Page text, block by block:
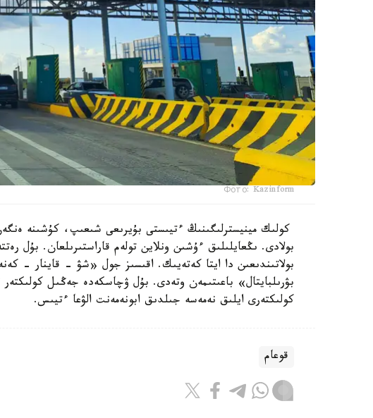
Фото: Kazinform
كولىك مينيسترلىگىنىڭ ءتيىستى بۇيرىعى شىعىپ، كۇشىنە
بولادى. ىڭعايلىلىق ءۇشىن ونلاين تولەم قاراستىرىلعان. بۇل
بولاتىندىعىن دا ايتا كەتەيىك. اقىسىز جول «شۋ - قاينار -
بۋرىلبايتال» باعىتىمەن وتەدى. بۇل ۋچاسكەدە جەڭىل
كولىكتەرى ايلىق نەمەسە جىلدىق ابونەمەنت الۋعا ءتيىس.
قوعام